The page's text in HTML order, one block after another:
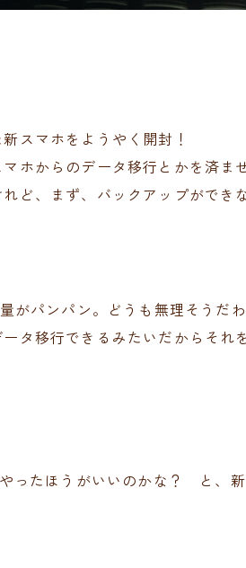
スマホをようやく開封！
ホからのデータ移行とかを済ま
ど、まず、バックアップができ
がパンパン。どうも無理そうだわ
タ移行できるみたいだからそれ
ったほうがいいのかな？ と、